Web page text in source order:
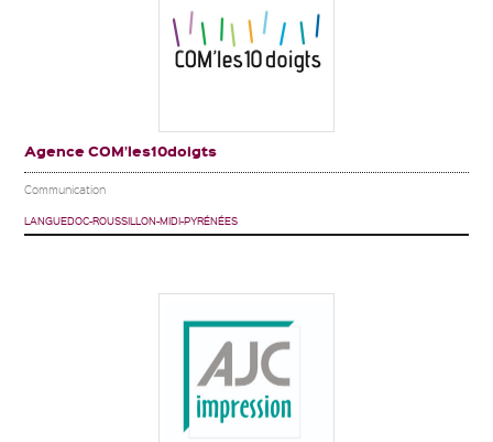
Agence COM’les10doigts
Communication
LANGUEDOC-ROUSSILLON-MIDI-PYRÉNÉES